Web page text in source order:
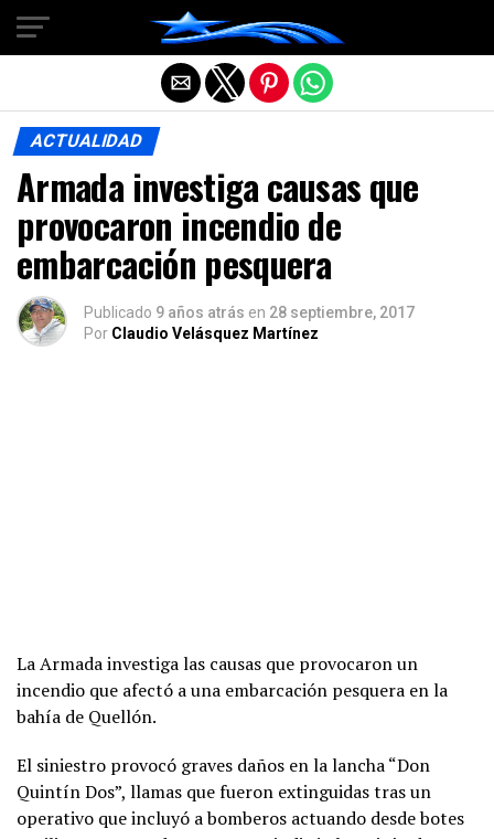
ACTUALIDAD
Armada investiga causas que
provocaron incendio de
embarcación pesquera
Publicado 9 años atrás en 28 septiembre, 2017
Por Claudio Velásquez Martínez
La Armada investiga las causas que provocaron un
incendio que afectó a una embarcación pesquera en la
bahía de Quellón.
El siniestro provocó graves daños en la lancha “Don
Quintín Dos”, llamas que fueron extinguidas tras un
operativo que incluyó a bomberos actuando desde botes
Salir de la versión móvil